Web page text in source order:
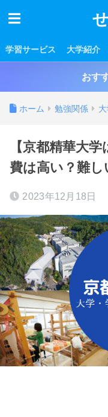
学習サービス 大学紹介
おす
ホーム 勉強関係
【京都精華大
費は高い？難し
2023年12月18日